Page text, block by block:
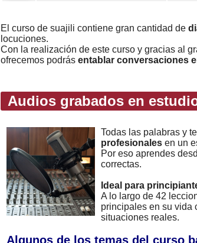
El curso de suajili contiene gran cantidad de
locuciones.
Con la realización de este curso y gracias al
ofrecemos podrás entablar conversaciones
Audios grabados en
Todas las palabras y
profesionalesen un
Por eso aprendes
correctas.
Ideal para
A lo largo de 42
principales en su vida
situaciones reales.
Algunos de los temas del curso